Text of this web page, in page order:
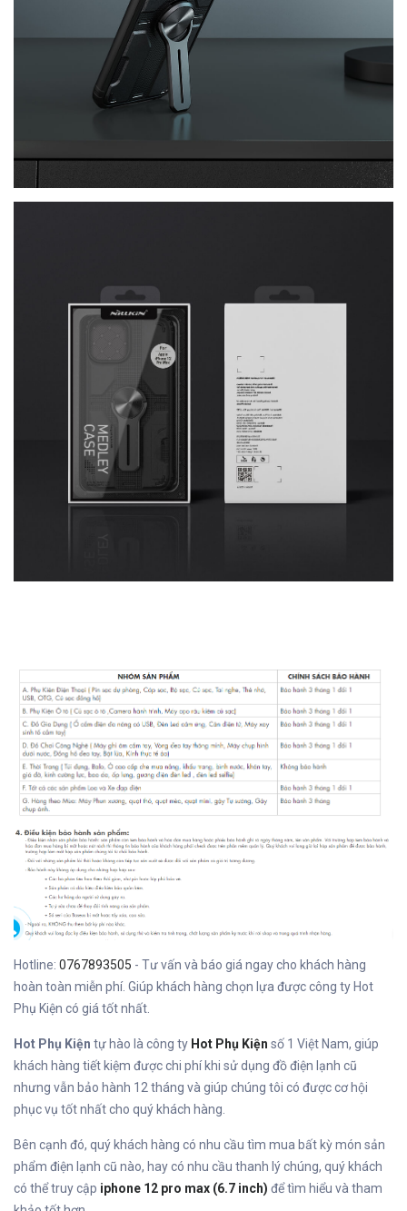
Hotline: 0767893505 - Tư vấn và báo giá ngay cho khách hàng
hoàn toàn miễn phí. Giúp khách hàng chọn lựa được công ty Hot
Phụ Kiện có giá tốt nhất.
Hot Phụ Kiện tự hào là công ty Hot Phụ Kiện số 1 Việt Nam, giúp
khách hàng tiết kiệm được chi phí khi sử dụng đồ điện lạnh cũ
nhưng vẫn bảo hành 12 tháng và giúp chúng tôi có được cơ hội
phục vụ tốt nhất cho quý khách hàng.
Bên cạnh đó, quý khách hàng có nhu cầu tìm mua bất kỳ món sản
phẩm điện lạnh cũ nào, hay có nhu cầu thanh lý chúng, quý khách
có thể truy cập iphone 12 pro max (6.7 inch) để tìm hiểu và tham